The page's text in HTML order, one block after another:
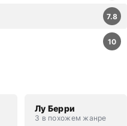
10
7.8
Лу Берри
3 в похожем жанре